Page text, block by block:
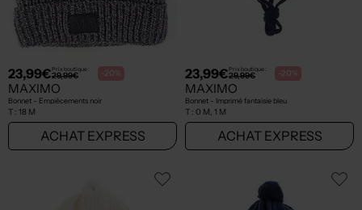
23,99€Prix boutique :
29,99€ -20%
MAXIMO
Bonnet - Empiècements noir
T : 18 M
ACHAT EXPRESS
23,99€Prix boutique :
29,99€ -20%
MAXIMO
Bonnet - Imprimé fantaisie bleu
T : 0 M, 1 M
ACHAT EXPRESS